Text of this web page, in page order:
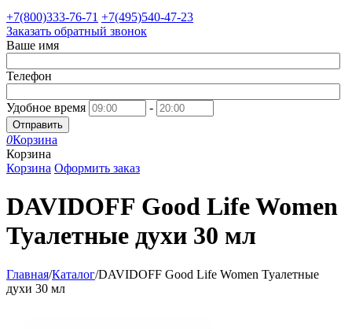
+7(800)333-76-71 +7(495)540-47-23
Заказать обратный звонок
Ваше имя
Телефон
Удобное время -
Отправить
0Корзина
Корзина
Корзина Оформить заказ
DAVIDOFF Good Life Women
Туалетные духи 30 мл
Главная/Каталог/DAVIDOFF Good Life Women Туалетные
духи 30 мл